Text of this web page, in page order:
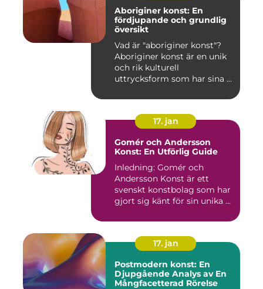
Aboriginer konst: En
fördjupande och grundlig
översikt
Vad är "aboriginer konst"?
Aboriginer konst är en unik
och rik kulturell
uttrycksform som har sina ...
17. jan
Gomér och Andersson
Konst: En Utförlig Guide
Inledning: Gomér och
Andersson Konst är ett
svenskt konstbolag som har
gjort sig känt för sin unika ...
17. jan
Postmodern konst: En
Djupgående Analys av En
Mångfacetterad Rörelse